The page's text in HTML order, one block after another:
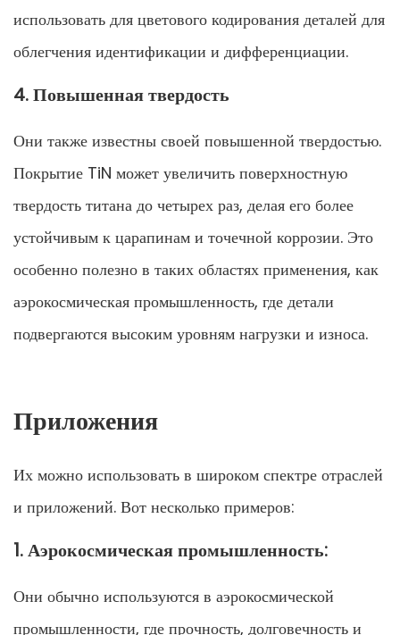
использовать для цветового кодирования деталей для
облегчения идентификации и дифференциации.
4. Повышенная твердость
Они также известны своей повышенной твердостью.
Покрытие TiN может увеличить поверхностную
твердость титана до четырех раз, делая его более
устойчивым к царапинам и точечной коррозии. Это
особенно полезно в таких областях применения, как
аэрокосмическая промышленность, где детали
подвергаются высоким уровням нагрузки и износа.
Приложения
Их можно использовать в широком спектре отраслей
и приложений. Вот несколько примеров:
1. Аэрокосмическая промышленность:
Они обычно используются в аэрокосмической
промышленности, где прочность, долговечность и